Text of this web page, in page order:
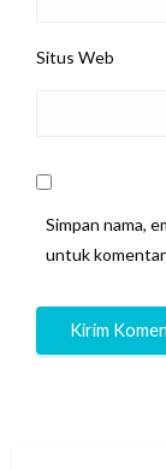
Situs Web
Simpan nama,
untuk